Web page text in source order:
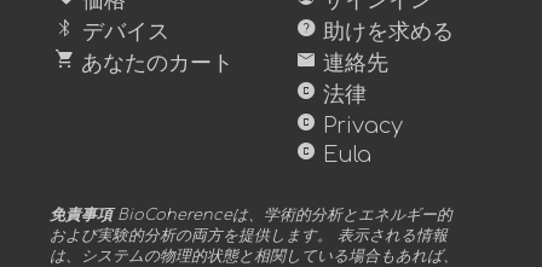
bluetooth デバイス
shopping_cart あなたのカート
help 助けを求める
mail 連絡先
copyright 法律
copyright Privacy
copyright Eula
免責事項BioCoherenceは、学術的分析とエネルギー的
および実験的分析の両方を提供します。 表示される情報
は、システムの物理的状態と相関している場合もあれば、